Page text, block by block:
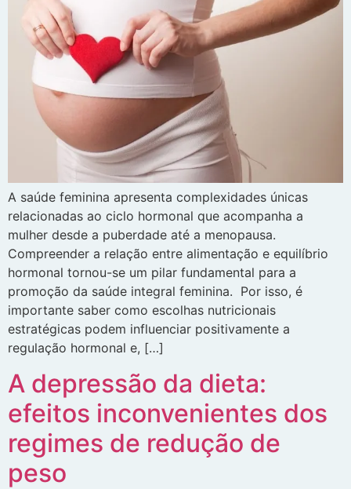
A saúde feminina apresenta complexidades únicas
relacionadas ao ciclo hormonal que acompanha a
mulher desde a puberdade até a menopausa.
Compreender a relação entre alimentação e equilíbrio
hormonal tornou-se um pilar fundamental para a
promoção da saúde integral feminina. Por isso, é
importante saber como escolhas nutricionais
estratégicas podem influenciar positivamente a
regulação hormonal e, […]
A depressão da dieta:
efeitos inconvenientes dos
regimes de redução de
peso